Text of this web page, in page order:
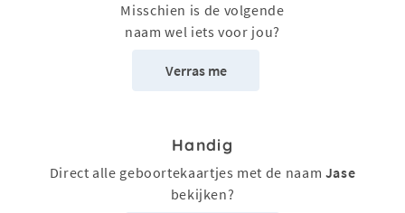
Misschien is de volgende
naam wel iets voor jou?
Verras me
Handig
Direct alle geboortekaartjes met de naam Jase
bekijken?